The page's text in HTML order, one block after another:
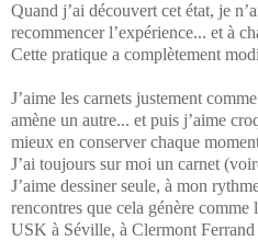
Quand j’ai découvert cet état, je
recommencer l’expérience... et à
Cette pratique a complètement
J’aime les carnets justement
amène un autre... et puis j’aime
mieux en conserver chaque
J’ai toujours sur moi un carnet
J’aime dessiner seule, à mon
rencontres que cela génère comme
USK à Séville, à Clermont